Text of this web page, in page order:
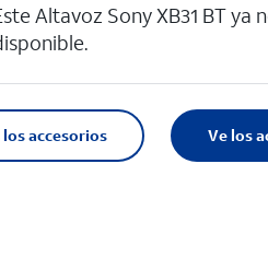
Altavoz Sony XB31 BT ya
accesorios Ve los